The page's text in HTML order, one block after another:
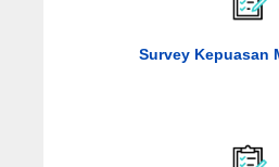
Survey Kepuasan